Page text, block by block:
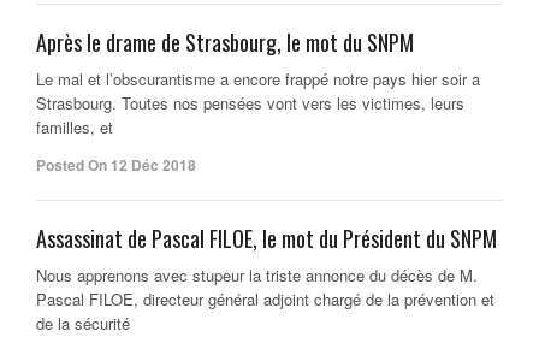
Après le drame de Strasbourg, le mot du SNPM
Le mal et l’obscurantisme a encore frappé notre pays hier soir a
Strasbourg. Toutes nos pensées vont vers les victimes, leurs
familles, et
Posted On 12 Déc 2018
Assassinat de Pascal FILOE, le mot du Président du SNPM
Nous apprenons avec stupeur la triste annonce du décès de M.
Pascal FILOE, directeur général adjoint chargé de la prévention et
de la sécurité